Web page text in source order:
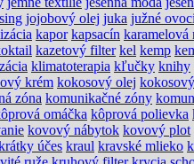
jojobový olej juka južné
kapor kapsacín karamelová
kazetový filter kel kemp
klimatoterapia kľučky knihy
krém kokosový olej
zóna komunikačné zóny
omáčka kôprová polievka
kovový nábytok kovový plot
účes kraul kravské mlieko